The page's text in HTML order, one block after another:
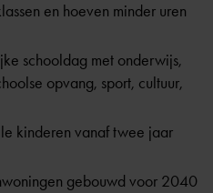
en hoeven minder uren
schooldag met onderwijs,
opvang, sport, cultuur,
kinderen vanaf twee jaar
gebouwd voor 2040